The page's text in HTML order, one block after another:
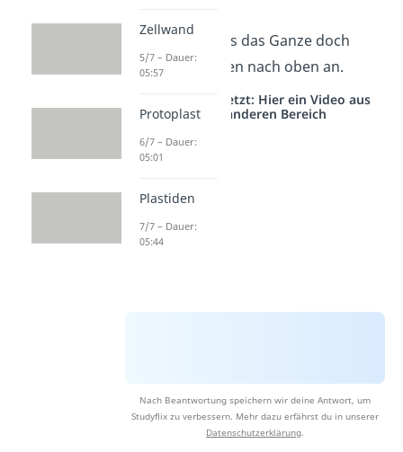
Schauen wir uns das Ganze doch
einmal von unten nach oben an.
Studyflix vernetzt: Hier ein Video aus
einem anderen Bereich
Nach Beantwortung speichern wir deine Antwort, um
Studyflix zu verbessern. Mehr dazu erfährst du in unserer
Datenschutzerklärung
Zellwand
5/7 – Dauer:
05:57
Protoplast
6/7 – Dauer:
05:01
Plastiden
7/7 – Dauer:
05:44